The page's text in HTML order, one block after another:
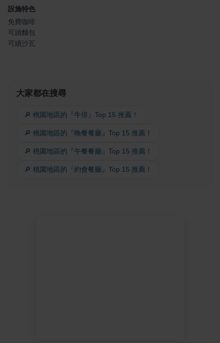
設施特色
免費咖啡
可續麵包
可續沙瓦
大家都在搜尋
🔎 桃園地區的『牛排』Top 15 推薦！
🔎 桃園地區的『晚餐餐廳』Top 15 推薦！
🔎 桃園地區的『午餐餐廳』Top 15 推薦！
🔎 桃園地區的『約會餐廳』Top 15 推薦！